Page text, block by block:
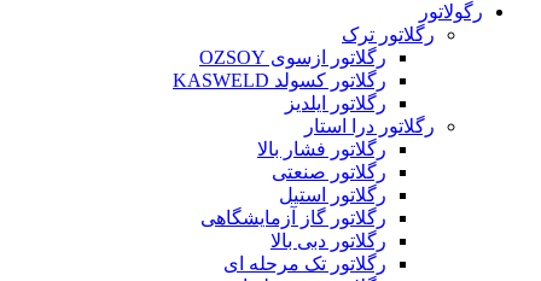
رگولاتور
رگلاتور ترک
رگلاتور ازسوی OZSOY
رگلاتور کسولد KASWELD
رگلاتور ایلدیز
رگلاتور درا استار
رگلاتور فشار بالا
رگلاتور صنعتی
رگلاتور استیل
رگلاتور گاز آزمایشگاهی
رگلاتور دبی بالا
رگلاتور تک مرحله ای